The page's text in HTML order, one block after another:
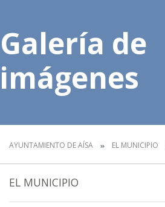
Galería de
imágenes
AYUNTAMIENTO DE AÍSA EL MUNICIPIO
EL MUNICIPIO